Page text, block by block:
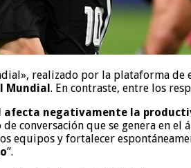
realizado por la plataforma de
Mundial. En contraste, entre los
afecta negativamente la
conversación que se genera en
y fortalecer
”.